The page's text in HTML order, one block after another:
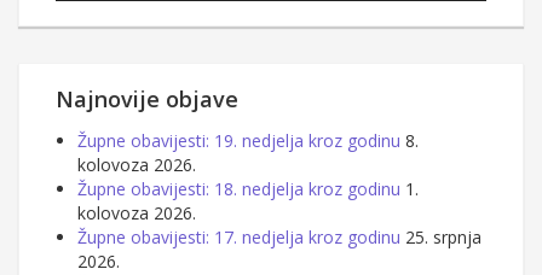
Najnovije objave
Župne obavijesti: 19. nedjelja kroz godinu 8.
kolovoza 2026.
Župne obavijesti: 18. nedjelja kroz godinu 1.
kolovoza 2026.
Župne obavijesti: 17. nedjelja kroz godinu 25. srpnja
2026.